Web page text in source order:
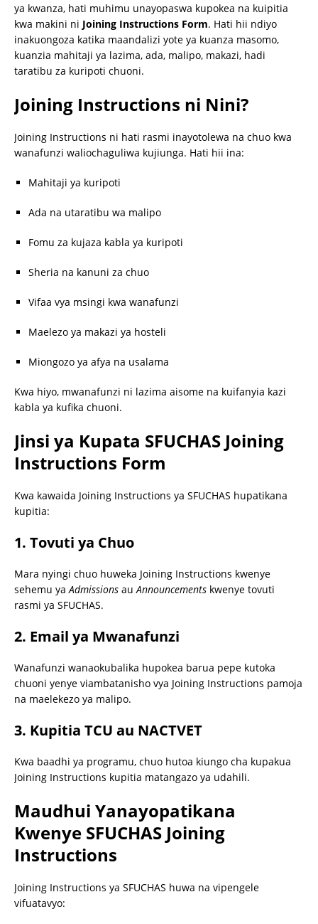
ya kwanza, hati muhimu unayopaswa kupokea na kuipitia
kwa makini ni Joining Instructions Form. Hati hii ndiyo
inakuongoza katika maandalizi yote ya kuanza masomo,
kuanzia mahitaji ya lazima, ada, malipo, makazi, hadi
taratibu za kuripoti chuoni.
Joining Instructions ni Nini?
Joining Instructions ni hati rasmi inayotolewa na chuo kwa
wanafunzi waliochaguliwa kujiunga. Hati hii ina:
Mahitaji ya kuripoti
Ada na utaratibu wa malipo
Fomu za kujaza kabla ya kuripoti
Sheria na kanuni za chuo
Vifaa vya msingi kwa wanafunzi
Maelezo ya makazi ya hosteli
Miongozo ya afya na usalama
Kwa hiyo, mwanafunzi ni lazima aisome na kuifanyia kazi
kabla ya kufika chuoni.
Jinsi ya Kupata SFUCHAS Joining
Instructions Form
Kwa kawaida Joining Instructions ya SFUCHAS hupatikana
kupitia:
1. Tovuti ya Chuo
Mara nyingi chuo huweka Joining Instructions kwenye
sehemu yaAdmissions auAnnouncements kwenye tovuti
rasmi ya SFUCHAS.
2. Email ya Mwanafunzi
Wanafunzi wanaokubalika hupokea barua pepe kutoka
chuoni yenye viambatanisho vya Joining Instructions pamoja
na maelekezo ya malipo.
3. Kupitia TCU au NACTVET
Kwa baadhi ya programu, chuo hutoa kiungo cha kupakua
Joining Instructions kupitia matangazo ya udahili.
Maudhui Yanayopatikana
Kwenye SFUCHAS Joining
Instructions
Joining Instructions ya SFUCHAS huwa na vipengele
vifuatavyo: